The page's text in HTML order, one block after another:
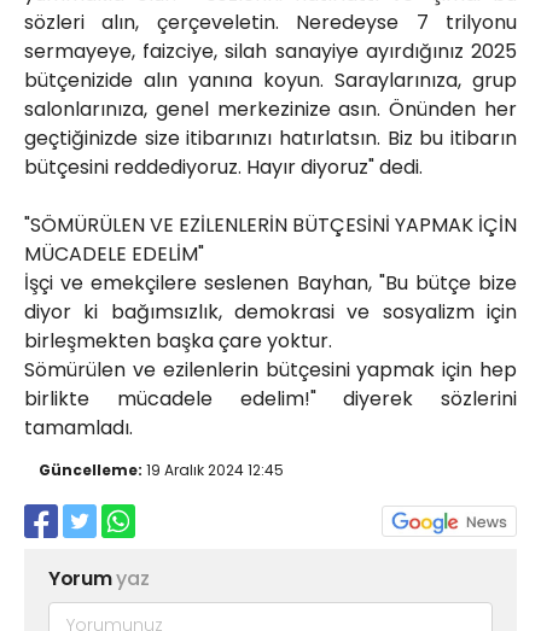
sözleri alın, çerçeveletin. Neredeyse 7 trilyonu
sermayeye, faizciye, silah sanayiye ayırdığınız 2025
bütçenizide alın yanına koyun. Saraylarınıza, grup
salonlarınıza, genel merkezinize asın. Önünden her
geçtiğinizde size itibarınızı hatırlatsın. Biz bu itibarın
bütçesini reddediyoruz. Hayır diyoruz" dedi.
"SÖMÜRÜLEN VE EZİLENLERİN BÜTÇESİNİ YAPMAK İÇİN
MÜCADELE EDELİM"
İşçi ve emekçilere seslenen Bayhan, "Bu bütçe bize
diyor ki bağımsızlık, demokrasi ve sosyalizm için
birleşmekten başka çare yoktur.
Sömürülen ve ezilenlerin bütçesini yapmak için hep
birlikte mücadele edelim!" diyerek sözlerini
tamamladı.
Güncelleme: 19 Aralık 2024 12:45
Yorumyaz